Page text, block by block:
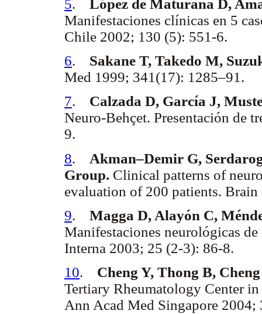
5.
López de Maturana D,
Manifestaciones clínicas en 5
Chile 2002; 130 (5): 551-6.
6. Sakane T, Takedo M,
Med 1999; 341(17): 1285–91.
7. Calzada D, García J,
Neuro-Behçet. Presentación de
9.
8. Akman–Demir G,
Group. Clinical patterns of
evaluation of 200 patients.
9. Magga D, Alayón C,
Manifestaciones neurológicas
Interna 2003; 25 (2-3): 86-8.
10. Cheng Y, Thong B,
Tertiary Rheumatology Center
Ann Acad Med Singapore 2004;